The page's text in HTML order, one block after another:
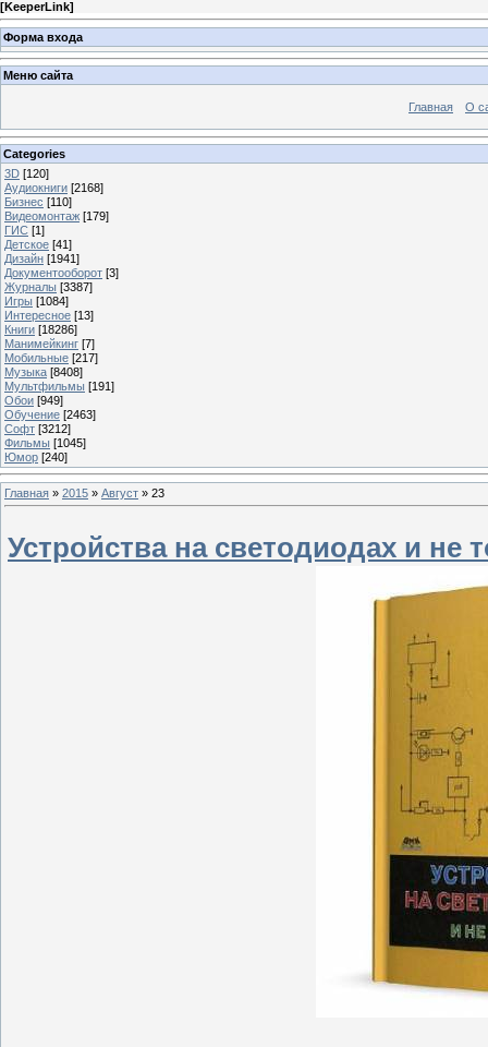
[KeeperLink]
Форма входа
Меню сайта
Главная О
Categories
3D [120]
Аудиокниги [2168]
Бизнес [110]
Видеомонтаж [179]
ГИС [1]
Детское [41]
Дизайн [1941]
Документооборот [3]
Журналы [3387]
Игры [1084]
Интересное [13]
Книги [18286]
Манимейкинг [7]
Мобильные [217]
Музыка [8408]
Мультфильмы [191]
Обои [949]
Обучение [2463]
Софт [3212]
Фильмы [1045]
Юмор [240]
Главная » 2015 » Август » 23
Устройства на светодиодах и не